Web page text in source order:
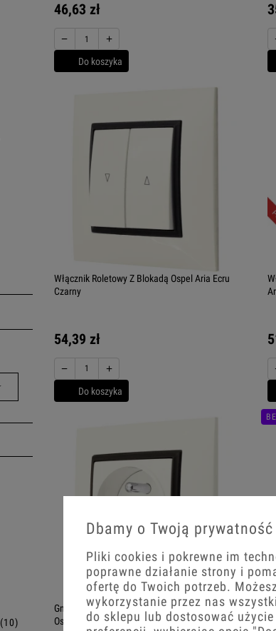
(10)
46,63 zł
− +
Do koszyka
Włącznik Roletowy Z Blokadą Ospel Aria Ecru
Czarny
54,39 zł
− +
Do koszyka
Gniazdo Pojedyncze Gniazdko Elektryczne
Ospel Aria Ecru Czarny
Dbamy o Twoją prywatność
Pliki cookies i pokrewne im
poprawne działanie strony i
ofertę do Twoich potrzeb.
wykorzystanie przez nas
do sklepu lub dostosować